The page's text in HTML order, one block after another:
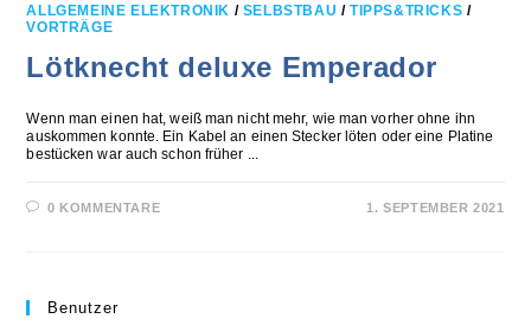
ALLGEMEINE ELEKTRONIK / SELBSTBAU /TIPPS&TRICKS /
VORTRÄGE
Lötknecht deluxe Emperador
Wenn man einen hat, weiß man nicht mehr, wie man vorher ohne ihn
auskommen konnte. Ein Kabel an einen Stecker löten oder eine Platine
bestücken war auch schon früher ...
0 KOMMENTARE 1. SEPTEMBER 2021
Benutzer